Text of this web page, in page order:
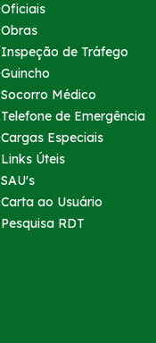
Oficiais
Obras
Inspeção de Tráfego
Guincho
Socorro Médico
Telefone de Emergência
Cargas Especiais
Links Úteis
SAU's
Carta ao Usuário
Pesquisa RDT